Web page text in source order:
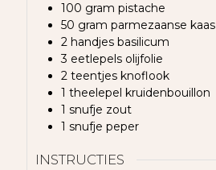
100 gram pistache
50 gram parmezaanse kaas
2 handjes basilicum
3 eetlepels olijfolie
2 teentjes knoflook
1 theelepel kruidenbouillon
1 snufje zout
1 snufje peper
INSTRUCTIES